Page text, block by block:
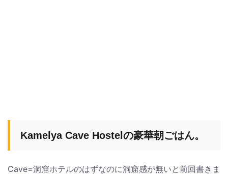
Kamelya Cave Hostelの豪華朝ごはん。
Cave=洞窟ホテルのはずなのに洞窟感が無いと前回書きま